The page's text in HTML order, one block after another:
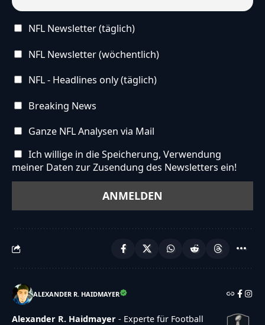
NFL Newsletter (täglich)
NFL Newsletter (wöchentlich)
NFL - Headlines only (täglich)
Breaking News
Ganze NFL Analysen via Mail
Ich willige in die Speicherung, Verwendung
meiner Daten zur Zusendung des Newsletters ein!
ALEXANDER R. HAIDMAYER
Alexander R. Haidmayer - Experte für Football